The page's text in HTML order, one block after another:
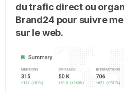
du trafic direct ou
Brand24 pour suivre
sur le web.